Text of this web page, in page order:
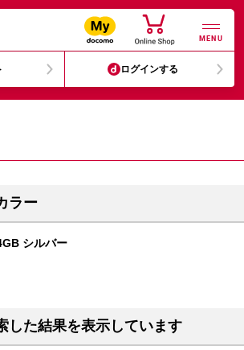
MENU
ログインする
ラー
シルバー
した結果を表示しています